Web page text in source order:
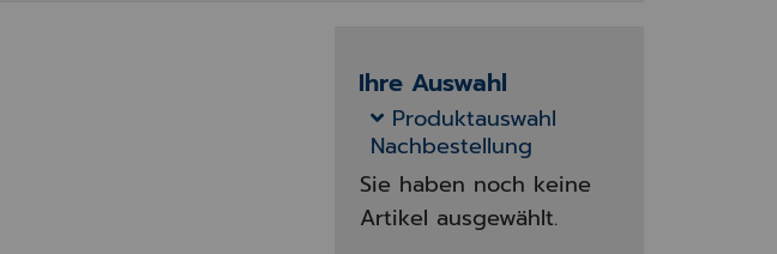
Ihre Auswahl
Produktauswahl
Nachbestellung
Sie haben noch keine
Artikel ausgewählt.